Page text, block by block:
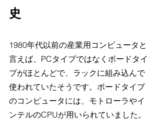
史
1980年代以前の産業用コンピュータと
言えば、PCタイプではなくボードタイ
プがほとんどで、ラックに組み込んで
使われていたそうです。ボードタイプ
のコンピュータには、モトローラやイ
ンテルのCPUが用いられていました。